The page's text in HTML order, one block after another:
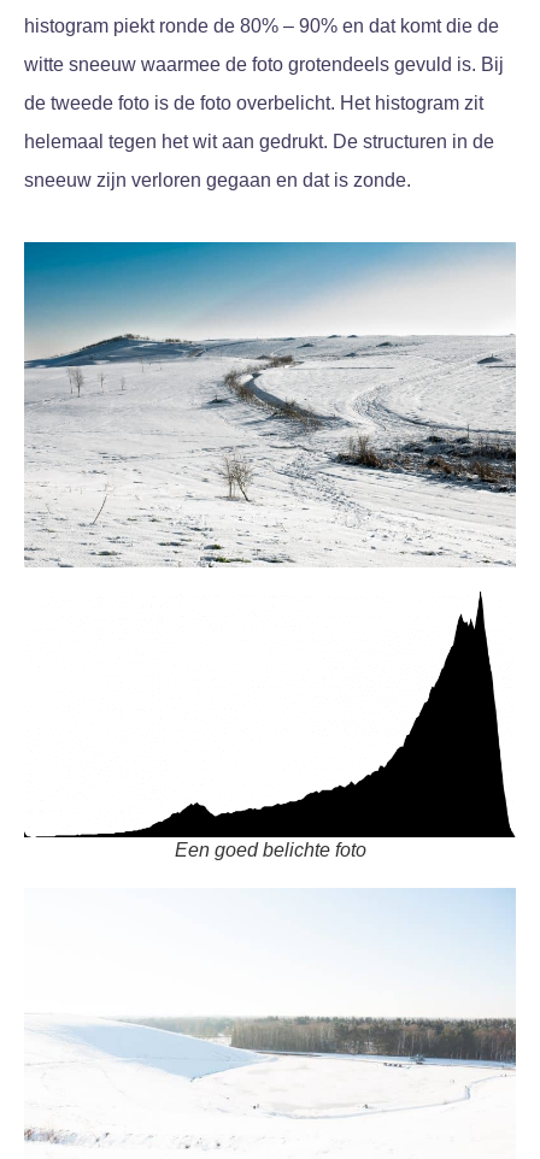
histogram piekt ronde de 80% – 90% en dat komt die de
witte sneeuw waarmee de foto grotendeels gevuld is. Bij
de tweede foto is de foto overbelicht. Het histogram zit
helemaal tegen het wit aan gedrukt. De structuren in de
sneeuw zijn verloren gegaan en dat is zonde.
Een goed belichte foto